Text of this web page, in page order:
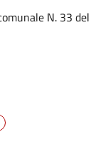
N. 33 del